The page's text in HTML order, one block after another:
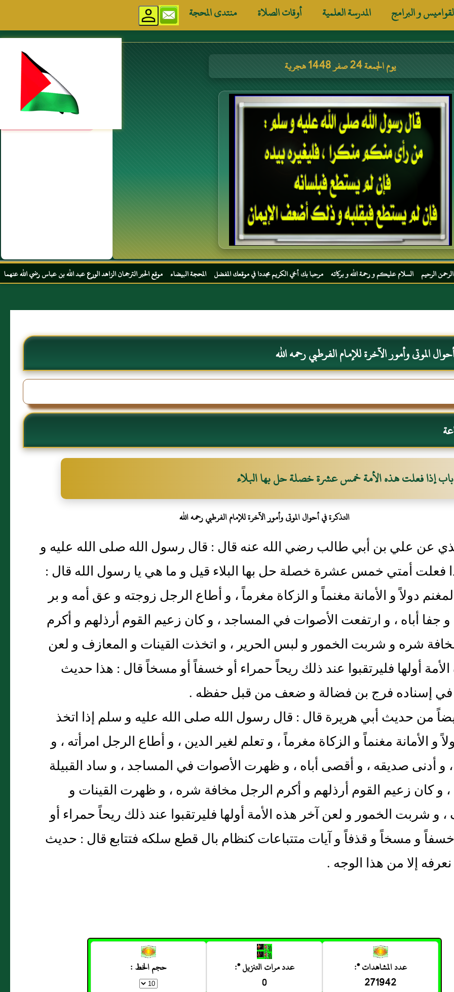
و البرامج المدرسة العلمية أوقات الصلاة منتدى المحجة
يوم الجمعة 24 صفر 1448 هجرية مواقع إسلامية
عليكم و رحمة الله و بركاته مرحبا بك أخي الكريم مجددا في موقعك المفضل المحجة البيضاء موقع الحبر الترجمان الزاهد الورع عبد الله بن عباس رضي الله عنهما
الموتى وأمور الآخرة للإمام الفرطبي رحمه الله
باب إذا فعلت هذه الأمة خمس عشرة خصلة حل بها البلاء
التذكرة في أحوال الموتى وأمور الآخرة للإمام الفرطبي رحمه الله
عن علي بن أبي طالب رضي الله عنه قال : قال رسول الله صلى الله عليه و
فعلت أمتي خمس عشرة خصلة حل بها البلاء قيل و ما هي يا رسول الله قال :
دولاً و الأمانة مغنماً و الزكاة مغرماً ، و أطاع الرجل زوجته و عق أمه و بر
جفا أباه ، و ارتفعت الأصوات في المساجد ، و كان زعيم القوم أرذلهم و أكرم
شره و شربت الخمور و لبس الحرير ، و اتخذت القينات و المعازف و لعن
أولها فليرتقبوا عند ذلك ريحاً حمراء أو خسفاً أو مسخاً قال : هذا حديث
إسناده فرج بن فضالة و ضعف من قبل حفظه .
من حديث أبي هريرة قال : قال رسول الله صلى الله عليه و سلم إذا اتخذ
و الأمانة مغنماً و الزكاة مغرماً ، و تعلم لغير الدين ، و أطاع الرجل امرأته ، و
و أدنى صديقه ، و أقصى أباه ، و ظهرت الأصوات في المساجد ، و ساد القبيلة
و كان زعيم القوم أرذلهم و أكرم الرجل مخافة شره ، و ظهرت القينات و
و شربت الخمور و لعن آخر هذه الأمة أولها فليرتقبوا عند ذلك ريحاً حمراء أو
و مسخاً و قذفاً و آيات متتباعات كنظام بال قطع سلكه فتتابع قال : حديث
إلا من هذا الوجه .
عدد المشاهدات *:
271942
عدد مرات التنزيل *:
0
حجم الخط :